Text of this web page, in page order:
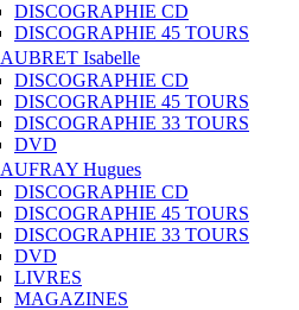
DISCOGRAPHIE CD
DISCOGRAPHIE 45 TOURS
AUBRET Isabelle
DISCOGRAPHIE CD
DISCOGRAPHIE 45 TOURS
DISCOGRAPHIE 33 TOURS
DVD
AUFRAY Hugues
DISCOGRAPHIE CD
DISCOGRAPHIE 45 TOURS
DISCOGRAPHIE 33 TOURS
DVD
LIVRES
MAGAZINES